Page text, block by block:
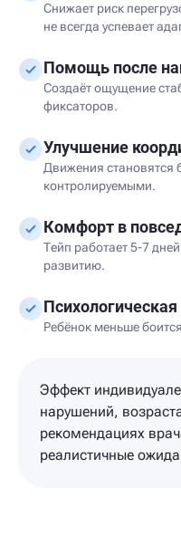
Снижает риск
не всегда успевает
Помощь после
Создаёт ощущение
фиксаторов.
Улучшение
Движения становятся
контролируемыми.
Комфорт в
Тейп работает 5-7
развитию.
Ребёнок меньше
Эффект
нарушений,
рекомендациях
реалистичные